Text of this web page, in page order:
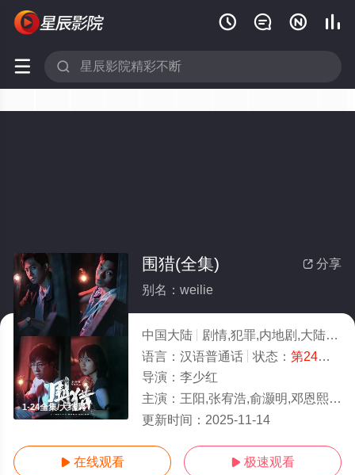
   
 
1-24全集/大结局
 分享
围猎(全集)
别名：weilie
中国大陆 剧情,犯罪,内地剧,大陆剧
语言： 汉语普通话 状态： 第24集完结
导演： 李少红
主演： 王阳,张宥浩,俞灏明,邓恩熙,李诚儒,许绍雄,杨皓宇,余皑磊,郝平,冯兵,黄璐
更新时间： 2025-11-14
 在线观看  极速观看